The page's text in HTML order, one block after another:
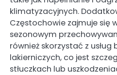
klimatyzacyjnych.
Częstochowie zajmuje się
sezonowym
również skorzystać z
lakierniczych, co jest
stłuczkach lub